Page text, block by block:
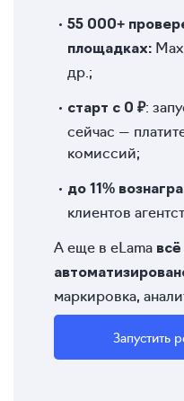
55 000+
площадках:
др.;
старт с 0 ₽:
сейчас —
комиссий;
до 11%
клиентов
А еще в eLama всё
маркировка,
Запустить